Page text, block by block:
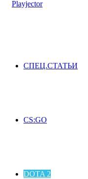
СПЕЦ.СТАТЬИ
CS:GO
DOTA 2